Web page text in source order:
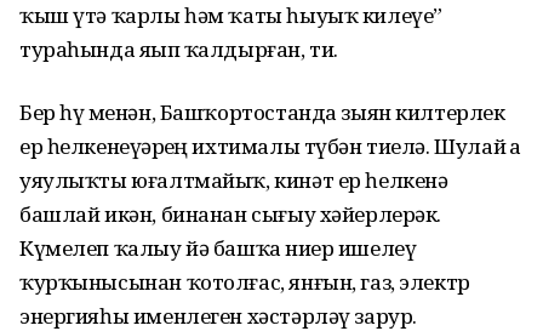
ҡыш үтә ҡарлы һәм ҡаты һыуыҡ килеүе”
тураһында яҙып ҡалдырған, ти.
Бер һүҙ менән, Башҡортостанда зыян килтерлек
ер һелкенеүҙәрҙең ихтималы түбән тиелә. Шулай ҙа
уяулыҡты юғалтмайыҡ, кинәт ер һелкенә
башлай икән, бинанан сығыу хәйерлерәк.
Күмелеп ҡалыу йә башҡа ниҙер ишелеү
ҡурҡынысынан ҡотолғас, янғын, газ, электр
энергияһы именлеген хәстәрләү зарур.